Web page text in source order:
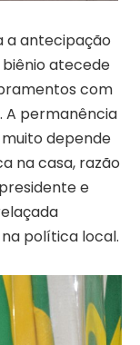
a antecipação
atecede
com
A permanência
depende
na casa, razão
e
política local.